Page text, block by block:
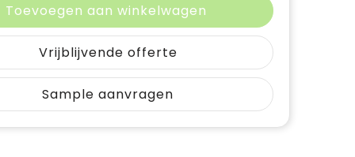
Toevoegen aan winkelwagen
Vrijblijvende offerte
Sample aanvragen